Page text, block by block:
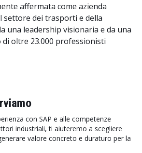
affermata come azienda
settore dei trasporti e della
una leadership visionaria e da una
oltre 23.000 professionisti
con SAP e alle competenze
industriali, ti aiuteremo a scegliere
valore concreto e duraturo per la